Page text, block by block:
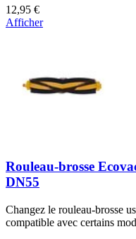
12,95 €
Afficher
Rouleau-brosse
DN55
Changez le rouleau-brosse
compatible avec certains